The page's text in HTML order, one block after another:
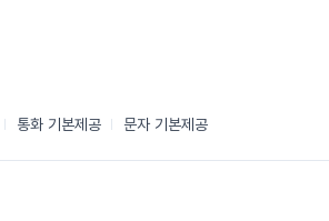
통화 기본제공 문자 기본제공